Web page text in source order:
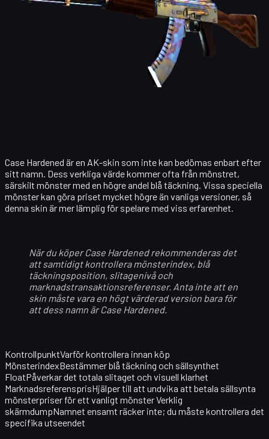
Case Hardened är en AK-skin som inte kan bedömas enbart efter
sitt namn. Dess verkliga värde kommer ofta från mönstret,
särskilt mönster med en högre andel blå täckning. Vissa speciella
mönster kan göra priset mycket högre än vanliga versioner, så
denna skin är mer lämplig för spelare med viss erfarenhet.
När du köper Case Hardened rekommenderas det
att samtidigt kontrollera mönsterindex, blå
täckningsposition, slitagenivå och
marknadstransaktionsreferenser. Anta inte att en
skin måste vara en högt värderad version bara för
att dess namn är Case Hardened.
KontrollpunktVarför kontrollera innan köp
MönsterindexBestämmer blå täckning och sällsynthet
FloatPåverkar det totala slitaget och visuell klarhet
MarknadsreferensprisHjälper till att undvika att betala sällsynta
mönsterpriser för ett vanligt mönster Verklig
skärmdumpNamnet ensamt räcker inte; du måste kontrollera det
specifika utseendet